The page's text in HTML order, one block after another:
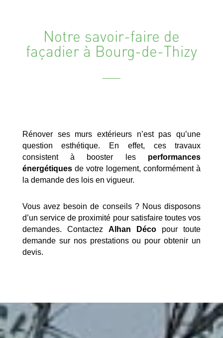
Notre savoir-faire de
façadier à Bourg-de-Thizy
Rénover ses murs extérieurs n’est pas qu’une
question esthétique. En effet, ces travaux
consistent à booster les performances
énergétiquesde votre logement, conformément à
la demande des lois en vigueur.
Vous avez besoin de conseils ? Nous disposons
d’un service de proximité pour satisfaire toutes vos
demandes. Contactez Alhan Déco pour toute
demande sur nos prestations ou pour obtenir un
devis.